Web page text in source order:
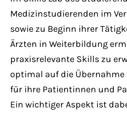
Medizinstudierenden im
sowie zu Beginn ihrer
Ärzten in Weiterbildung
praxisrelevante Skills zu
optimal auf die
für ihre Patientinnen und
Ein wichtiger Aspekt ist